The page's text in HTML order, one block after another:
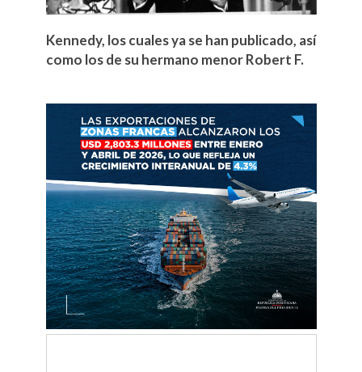
Kennedy, los cuales ya se han publicado, así
como los de su hermano menor Robert F.